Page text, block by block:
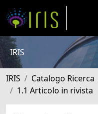
IRIS
IRIS Catalogo Ricerca
1.1 Articolo in rivista